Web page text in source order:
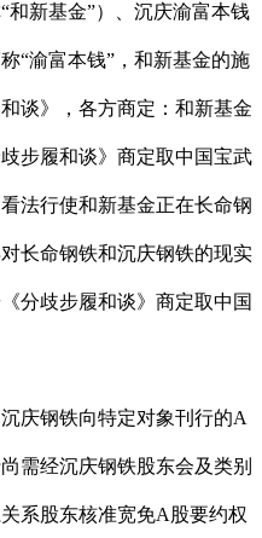
和新基金”）、沉庆渝富本钱
“渝富本钱”，和新基金的施
谈》，各方商定：和新基金
步履和谈》商定取中国宝武
法行使和新基金正在长命钢
长命钢铁和沉庆钢铁的现实
分歧步履和谈》商定取中国
钢铁向特定对象刊行的A
需经沉庆钢铁股东会及类别
系股东核准宽免A股要约权